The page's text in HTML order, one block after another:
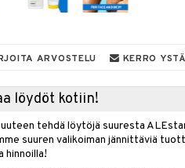
ARVOSTELU KERRO
löydöt kotiin!
tehdä löytöjä suuresta
suuren valikoiman jännittäviä
hinnoilla!